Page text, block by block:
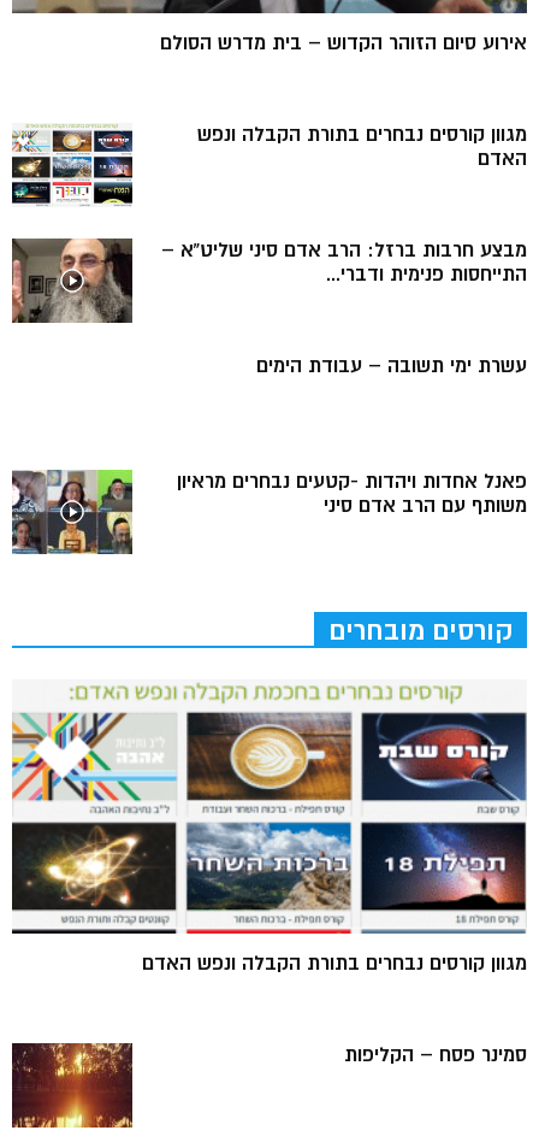
אירוע סיום הזוהר הקדוש – בית מדרש הסולם
מגוון קורסים נבחרים בתורת הקבלה ונפש
האדם
מבצע חרבות ברזל: הרב אדם סיני שליט”א –
התייחסות פנימית ודברי...
עשרת ימי תשובה – עבודת הימים
פאנל אחדות ויהדות -קטעים נבחרים מראיון
משותף עם הרב אדם סיני
קורסים מובחרים
מגוון קורסים נבחרים בתורת הקבלה ונפש האדם
סמינר פסח – הקליפות